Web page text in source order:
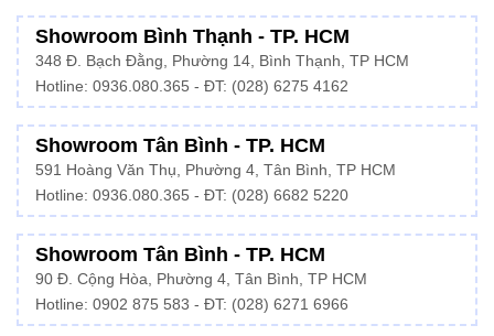
Showroom Bình Thạnh - TP. HCM
348 Đ. Bạch Đằng, Phường 14, Bình Thạnh, TP HCM
Hotline: 0936.080.365 - ĐT: (028) 6275 4162
Showroom Tân Bình - TP. HCM
591 Hoàng Văn Thụ, Phường 4, Tân Bình, TP HCM
Hotline: 0936.080.365 - ĐT: (028) 6682 5220
Showroom Tân Bình - TP. HCM
90 Đ. Cộng Hòa, Phường 4, Tân Bình, TP HCM
Hotline: 0902 875 583 - ĐT: (028) 6271 6966